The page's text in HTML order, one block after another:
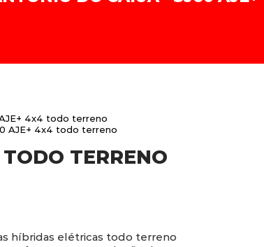
4x4 todo terreno
AJE+ 4x4 todo terreno
TERRENO
híbridas elétricas todo terreno